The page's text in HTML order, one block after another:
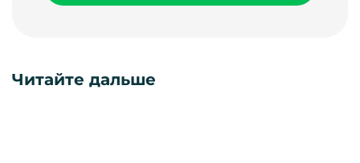
Читайте дальше